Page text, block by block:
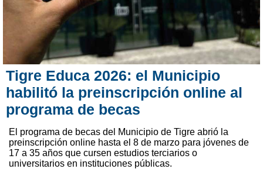
Tigre Educa 2026: el Municipio
habilitó la preinscripción online al
programa de becas
El programa de becas del Municipio de Tigre abrió la
preinscripción online hasta el 8 de marzo para jóvenes de
17 a 35 años que cursen estudios terciarios o
universitarios en instituciones públicas.